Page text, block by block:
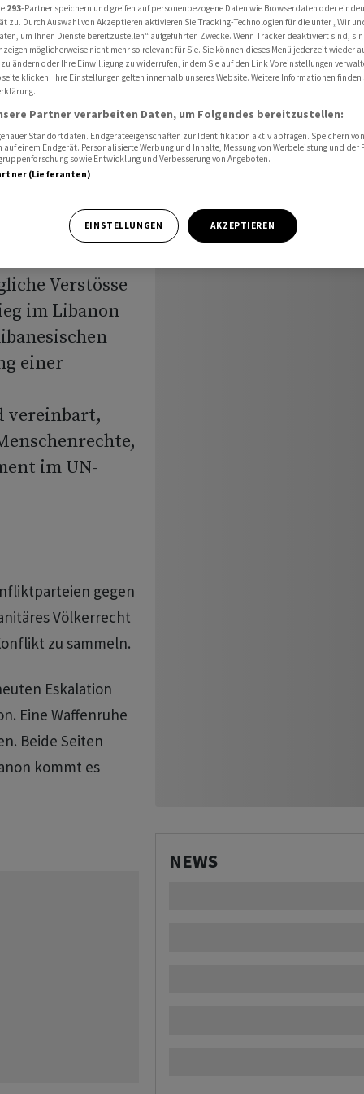
im Libanon prüfen
gegen
im
Verstösse
im Libanon
einer
vereinbart,
im UN-
gegen
Völkerrecht
zu sammeln.
Eskalation
Eine Waffenruhe
Beide Seiten
kommt es
NEWS
293-Partner speichern und greifen auf personenbezogene Daten wie Browserdaten oder
zu. Durch Auswahl von Akzeptieren aktivieren Sie Tracking-Technologien für die unter „Wir
um Ihnen Dienste bereitzustellen“ aufgeführten Zwecke. Wenn Tracker deaktiviert sind,
möglicherweise nicht mehr so relevant für Sie. Sie können dieses Menü jederzeit wieder
ändern oder Ihre Einwilligung zu widerrufen, indem Sie auf den Link Voreinstellungen
klicken. Ihre Einstellungen gelten innerhalb unseres Website. Weitere Informationen finden
Partner verarbeiten Daten, um Folgendes bereitzustellen:
Standortdaten. Endgeräteeigenschaften zur Identifikation aktiv abfragen. Speichern
einem Endgerät. Personalisierte Werbung und Inhalte, Messung von Werbeleistung und der
sowie Entwicklung und Verbesserung von Angeboten.
(Lieferanten)
EINSTELLUNGEN AKZEPTIEREN